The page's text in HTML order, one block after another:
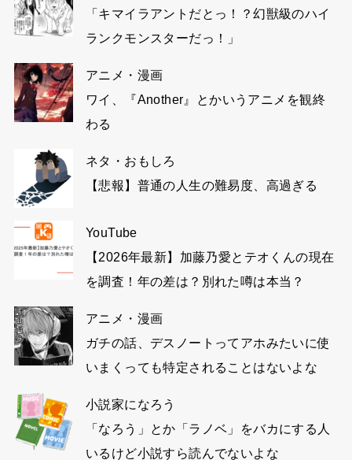
「キマイラアントだとっ！？幻獣級のハイ
ランクモンスターだっ！」
アニメ・漫画
ワイ、『Another』とかいうアニメを観終
わる
ネタ・おもしろ
【悲報】普通の人生の難易度、高過ぎる
YouTube
【2026年最新】加藤乃愛とテオくんの現在
を調査！年の差は？別れた噂は本当？
アニメ・漫画
ガチの話、デスノートってアホみたいに使
いまくっても特定されることはないよな
小説家になろう
「なろう」とか「ラノベ」をバカにする人
いるけど小説すら読んでないよな